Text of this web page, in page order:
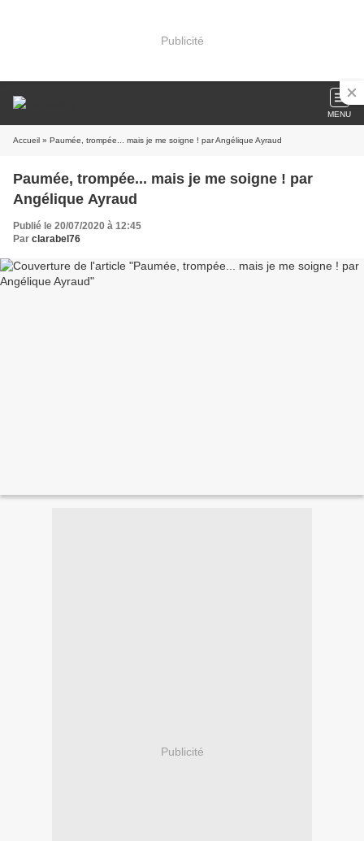
Publicité
MENU
Accueil » Paumée, trompée... mais je me soigne ! par Angélique Ayraud
Paumée, trompée... mais je me soigne ! par
Angélique Ayraud
Publié le 20/07/2020 à 12:45
Par clarabel76
Publicité